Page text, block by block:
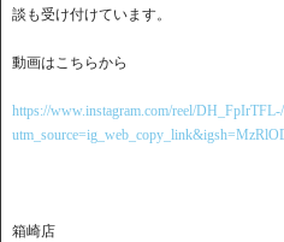
談も受け付けています。
動画はこちらから
https://www.instagram.com/reel/
箱崎店